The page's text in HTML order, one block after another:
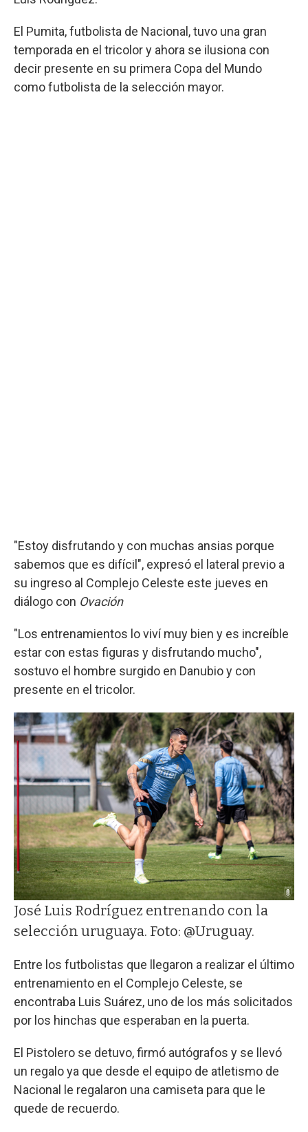
El Pumita, futbolista de Nacional, tuvo una gran
temporada en el tricolor y ahora se ilusiona con
decir presente en su primera Copa del Mundo
como futbolista de la selección mayor.
"Estoy disfrutando y con muchas ansias porque
sabemos que es difícil", expresó el lateral previo a
su ingreso al Complejo Celeste este jueves en
diálogo con Ovación
"Los entrenamientos lo viví muy bien y es increíble
estar con estas figuras y disfrutando mucho",
sostuvo el hombre surgido en Danubio y con
presente en el tricolor.
José Luis Rodríguez entrenando con la
selección uruguaya. Foto: @Uruguay.
Entre los futbolistas que llegaron a realizar el último
entrenamiento en el Complejo Celeste, se
encontraba Luis Suárez, uno de los más solicitados
por los hinchas que esperaban en la puerta.
El Pistolero se detuvo, firmó autógrafos y se llevó
un regalo ya que desde el equipo de atletismo de
Nacional le regalaron una camiseta para que le
quede de recuerdo.